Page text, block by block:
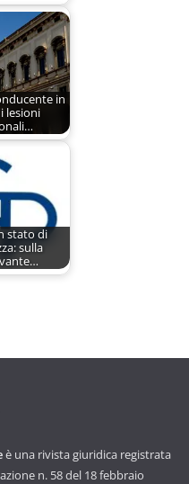
in
lesioni
stato di
sulla
è una rivista giuridica registrata
n. 58 del 18 febbraio